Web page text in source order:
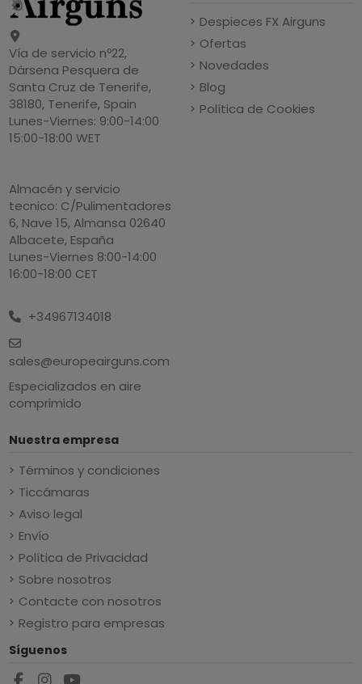
Vía de servicio nº22,
Dársena Pesquera de
Santa Cruz de Tenerife,
38180, Tenerife, Spain
Lunes-Viernes: 9:00-14:00
15:00-18:00 WET
Almacén y servicio
tecnico: C/Pulimentadores
6, Nave 15, Almansa 02640
Albacete, España
Lunes-Viernes 8:00-14:00
16:00-18:00 CET
+34967134018
sales@europeairguns.com
Especializados en aire
comprimido
Despieces FX Airguns
Ofertas
Novedades
Blog
Política de Cookies
Nuestra empresa
Términos y condiciones
Ticcámaras
Aviso legal
Envío
Política de Privacidad
Sobre nosotros
Contacte con nosotros
Registro para empresas
Síguenos